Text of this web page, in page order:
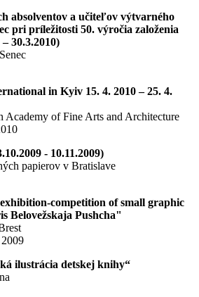
absolventov a učiteľov výtvarného
pri príležitosti 50. výročia založenia
30.3.2010)
in Kyiv 15. 4. 2010 – 25. 4.
Academy of Fine Arts and Architecture
- 10.11.2009)
papierov v Bratislave
competition of small graphic
Belovežskaja Pushcha"
ilustrácia detskej knihy“